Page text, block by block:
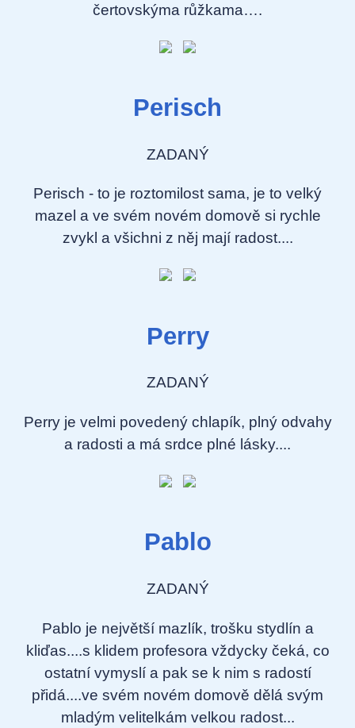
čertovskýma růžkama….
Perisch
ZADANÝ
Perisch - to je roztomilost sama, je to velký
mazel a ve svém novém domově si rychle
zvykl a všichni z něj mají radost....
Perry
ZADANÝ
Perry je velmi povedený chlapík, plný odvahy
a radosti a má srdce plné lásky....
Pablo
ZADANÝ
Pablo je největší mazlík, trošku stydlín a
kliďas....s klidem profesora vždycky čeká, co
ostatní vymyslí a pak se k nim s radostí
přidá....ve svém novém domově dělá svým
mladým velitelkám velkou radost...